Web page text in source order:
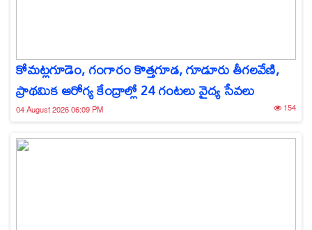
కోమట్లగూడెం, గంగారం కొత్తగూడ, గూడూరు తీగలవేణి,
ప్రాథమిక ఆరోగ్య కేంద్రాల్లో 24 గంటలు వైద్య సేవలు
04 August 2026 06:09 PM 154